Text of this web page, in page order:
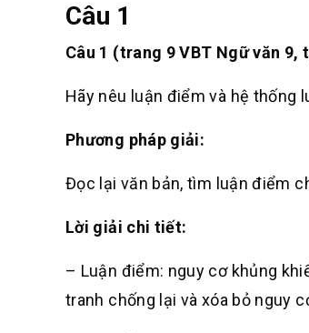
Câu 1
Câu 1 (trang 9 VBT Ngữ văn 9,
Hãy nêu luận điểm và hệ thống
Phương pháp giải:
Đọc lại văn bản, tìm luận điểm
Lời giải chi tiết:
– Luận điểm: nguy cơ khủng
tranh chống lại và xóa bỏ nguy